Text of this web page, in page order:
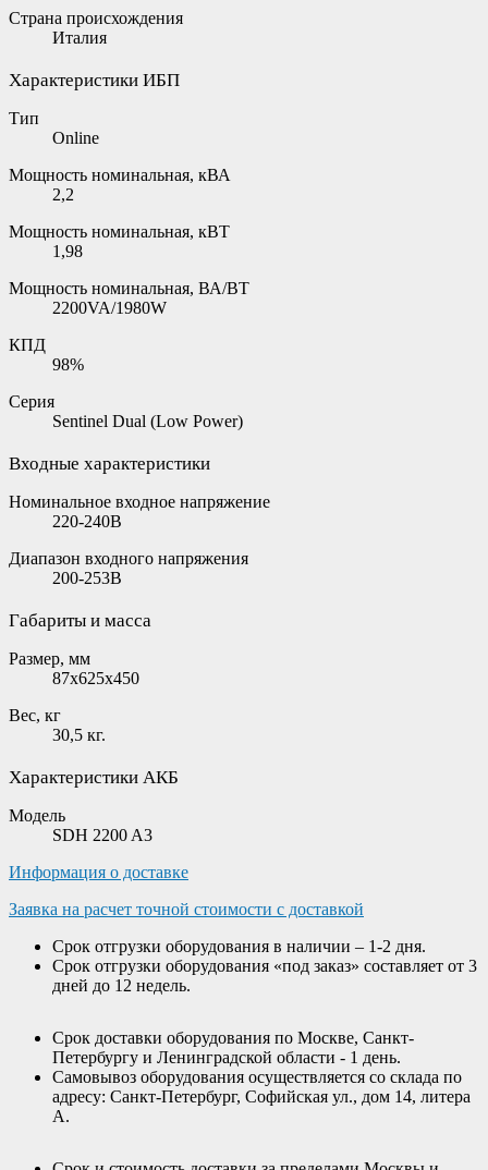
Страна происхождения
Италия
Характеристики ИБП
Тип
Online
Мощность номинальная, кВА
2,2
Мощность номинальная, кВТ
1,98
Мощность номинальная, ВА/ВТ
2200VA/1980W
КПД
98%
Серия
Sentinel Dual (Low Power)
Входные характеристики
Номинальное входное напряжение
220-240B
Диапазон входного напряжения
200-253В
Габариты и масса
Размер, мм
87х625х450
Вес, кг
30,5 кг.
Характеристики АКБ
Модель
SDH 2200 A3
Информация о доставке
Заявка на расчет точной стоимости с доставкой
Срок отгрузки оборудования в наличии – 1-2 дня.
Срок отгрузки оборудования «под заказ» составляет от 3
дней до 12 недель.
Срок доставки оборудования по Москве, Санкт-
Петербургу и Ленинградской области - 1 день.
Самовывоз оборудования осуществляется со склада по
адресу: Санкт-Петербург, Софийская ул., дом 14, литера
А.